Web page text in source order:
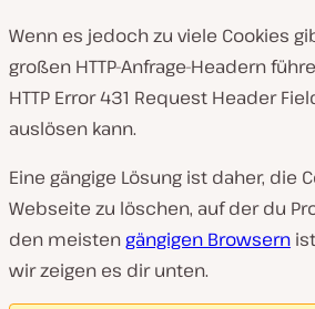
Wenn es jedoch zu viele Cookies
großen HTTP-Anfrage-Headern
HTTP Error 431 Request Header
auslösen kann.
Eine gängige Lösung ist daher, die
Webseite zu löschen, auf der du
den meistengängigen Browsern
wir zeigen es dir unten.